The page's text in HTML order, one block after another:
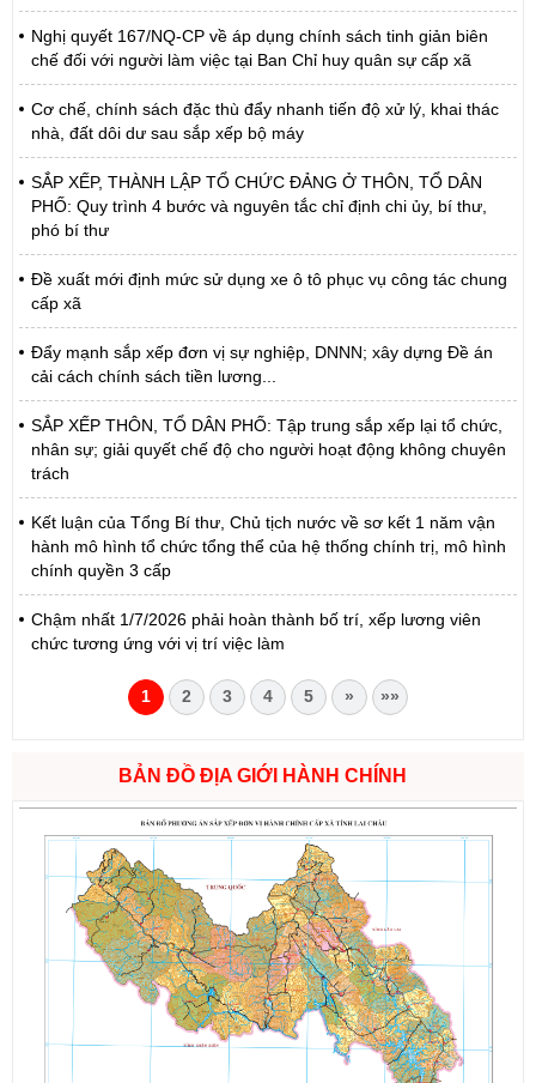
Nghị quyết 167/NQ-CP về áp dụng chính sách tinh giản biên
chế đối với người làm việc tại Ban Chỉ huy quân sự cấp xã
Cơ chế, chính sách đặc thù đẩy nhanh tiến độ xử lý, khai thác
nhà, đất dôi dư sau sắp xếp bộ máy
SẮP XẾP, THÀNH LẬP TỔ CHỨC ĐẢNG Ở THÔN, TỔ DÂN
PHỐ: Quy trình 4 bước và nguyên tắc chỉ định chi ủy, bí thư,
phó bí thư
Đề xuất mới định mức sử dụng xe ô tô phục vụ công tác chung
cấp xã
Đẩy mạnh sắp xếp đơn vị sự nghiệp, DNNN; xây dựng Đề án
cải cách chính sách tiền lương...
SẮP XẾP THÔN, TỔ DÂN PHỐ: Tập trung sắp xếp lại tổ chức,
nhân sự; giải quyết chế độ cho người hoạt động không chuyên
trách
Kết luận của Tổng Bí thư, Chủ tịch nước về sơ kết 1 năm vận
hành mô hình tổ chức tổng thể của hệ thống chính trị, mô hình
chính quyền 3 cấp
Chậm nhất 1/7/2026 phải hoàn thành bố trí, xếp lương viên
chức tương ứng với vị trí việc làm
1 2 3 4 5 » »»
BẢN ĐỒ ĐỊA GIỚI HÀNH CHÍNH